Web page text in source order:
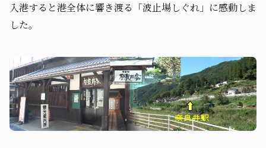
入港すると港全体に響き渡る「波止場しぐれ」に感動しま
した。